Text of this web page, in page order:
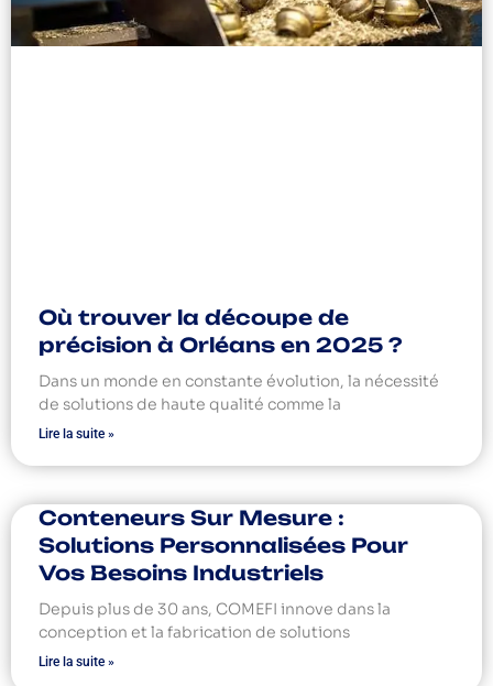
Où trouver la découpe de
précision à Orléans en 2025 ?
Dans un monde en constante évolution, la nécessité
de solutions de haute qualité comme la
Lire la suite »
Conteneurs Sur Mesure :
Solutions Personnalisées Pour
Vos Besoins Industriels
Depuis plus de 30 ans, COMEFI innove dans la
conception et la fabrication de solutions
Lire la suite »